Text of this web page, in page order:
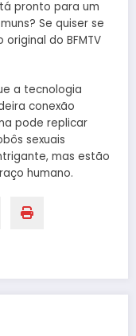
pronto para um
Se quiser se
do BFMTV
a tecnologia
conexão
pode replicar
sexuais
mas estão
humano.